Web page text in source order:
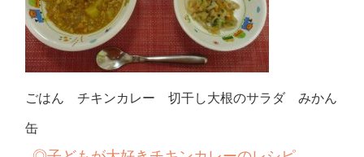
ごはん チキンカレー 切干し大根のサラダ みかん
缶